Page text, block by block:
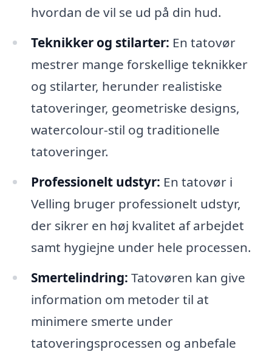
hvordan de vil se ud på din hud.
Teknikker og stilarter: En tatovør
mestrer mange forskellige teknikker
og stilarter, herunder realistiske
tatoveringer, geometriske designs,
watercolour-stil og traditionelle
tatoveringer.
Professionelt udstyr: En tatovør i
Velling bruger professionelt udstyr,
der sikrer en høj kvalitet af arbejdet
samt hygiejne under hele processen.
Smertelindring: Tatovøren kan give
information om metoder til at
minimere smerte under
tatoveringsprocessen og anbefale